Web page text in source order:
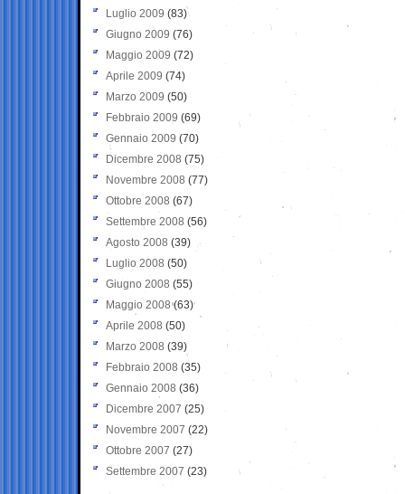
Luglio 2009 (83)
Giugno 2009 (76)
Maggio 2009 (72)
Aprile 2009 (74)
Marzo 2009 (50)
Febbraio 2009 (69)
Gennaio 2009 (70)
Dicembre 2008 (75)
Novembre 2008 (77)
Ottobre 2008 (67)
Settembre 2008 (56)
Agosto 2008 (39)
Luglio 2008 (50)
Giugno 2008 (55)
Maggio 2008(63)
Aprile 2008 (50)
Marzo 2008 (39)
Febbraio 2008 (35)
Gennaio 2008 (36)
Dicembre 2007 (25)
Novembre 2007 (22)
Ottobre 2007 (27)
Settembre 2007 (23)